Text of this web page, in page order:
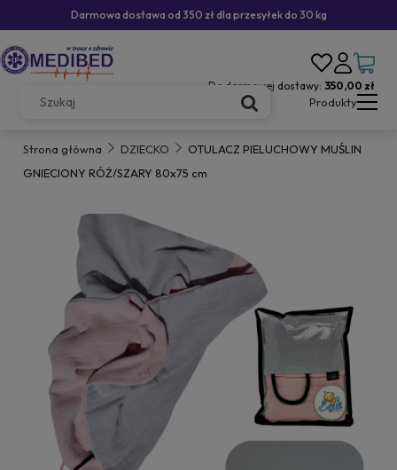
Darmowa dostawa od 350 zł dla przesyłek do 30 kg
Do darmowej dostawy: 350,00 zł
Produkty
Strona główna DZIECKO
OTULACZ PIELUCHOWY MUŚLIN
GNIECIONY RÓŻ/SZARY 80x75 cm